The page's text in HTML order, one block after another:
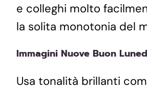
e colleghi molto
la solita monotonia del
​immagini Nuove Buon
​Usa tonalità brillanti